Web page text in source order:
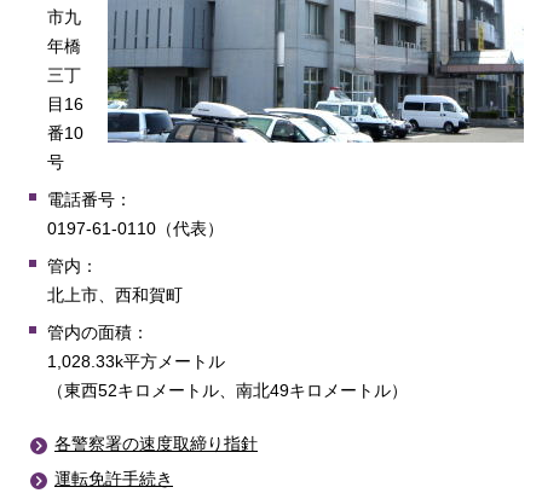
市九
年橋
三丁
目16
番10
号
電話番号：
0197-61-0110（代表）
管内：
北上市、西和賀町
管内の面積：
1,028.33k平方メートル
（東西52キロメートル、南北49キロメートル）
各警察署の速度取締り指針
運転免許手続き